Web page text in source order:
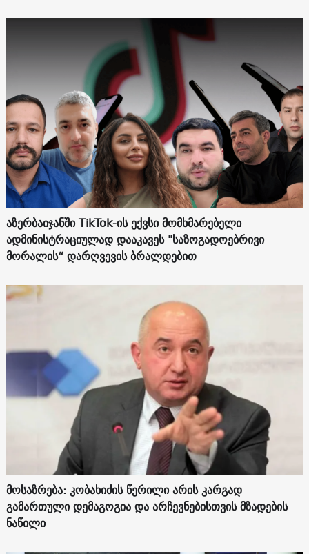
აზერბაიჯანში TikTok-ის ექვსი მომხმარებელი
ადმინისტრაციულად დააკავეს "საზოგადოებრივი
მორალის“ დარღვევის ბრალდებით
მოსაზრება: კობახიძის წერილი არის კარგად
გამართული დემაგოგია და არჩევნებისთვის მზადების
ნაწილი